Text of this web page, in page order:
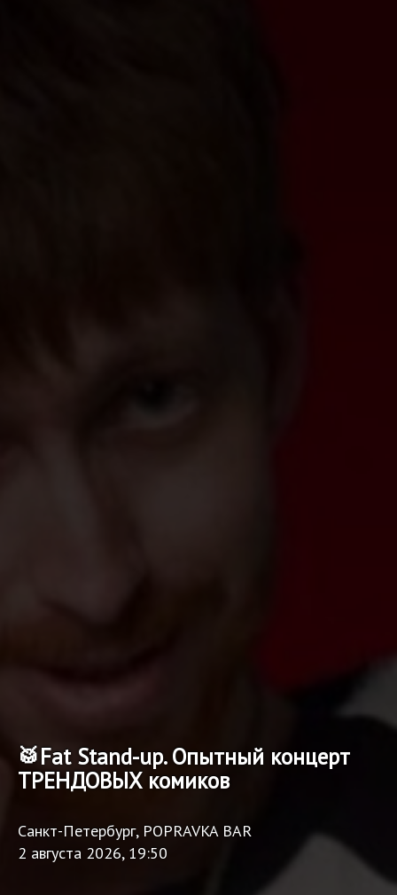
🥁Fat Stand-up. Опытный концерт
ТРЕНДОВЫХ комиков
Санкт-Петербург, POPRAVKA BAR
2 августа 2026, 19:50